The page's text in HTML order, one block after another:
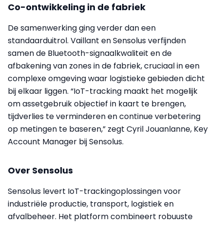
Co-ontwikkeling in de fabriek
De samenwerking ging verder dan een
standaarduitrol. Vaillant en Sensolus verfijnden
samen de Bluetooth-signaalkwaliteit en de
afbakening van zones in de fabriek, cruciaal in een
complexe omgeving waar logistieke gebieden dicht
bij elkaar liggen. “IoT-tracking maakt het mogelijk
om assetgebruik objectief in kaart te brengen,
tijdverlies te verminderen en continue verbetering
op metingen te baseren,” zegt Cyril Jouanlanne, Key
Account Manager bij Sensolus.
Over Sensolus
Sensolus levert IoT-trackingoplossingen voor
industriële productie, transport, logistiek en
afvalbeheer. Het platform combineert robuuste